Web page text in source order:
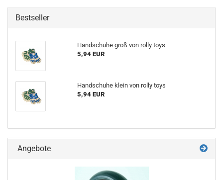
Bestseller
Handschuhe groß von rolly toys
5,94 EUR
Handschuhe klein von rolly toys
5,94 EUR
Angebote